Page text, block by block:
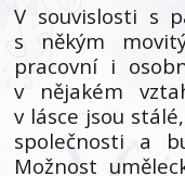
V souvislosti s
s někým
pracovní i
v nějakém
v lásce jsou
společnosti a
Možnost